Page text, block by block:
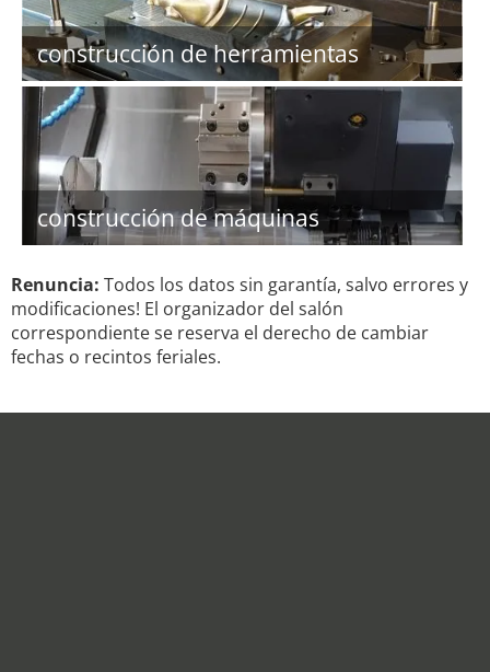
construcción de herramientas
construcción de máquinas
Renuncia: Todos los datos sin garantía, salvo errores y
modificaciones! El organizador del salón
correspondiente se reserva el derecho de cambiar
fechas o recintos feriales.